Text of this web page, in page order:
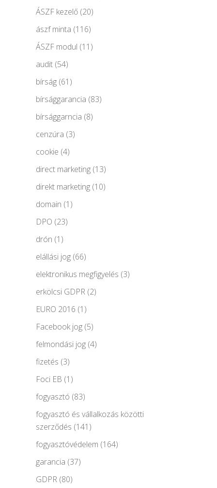
ÁSZF kezelő (20)
ászf minta (116)
ÁSZF modul (11)
audit (54)
bírság (61)
bírsággarancia (83)
bírsággarncia (8)
cenzúra (3)
cookie (4)
direct marketing (13)
direkt marketing (10)
domain (1)
DPO (23)
drón (1)
elállási jog (66)
elektronikus megfigyelés (3)
erkölcsi GDPR (2)
EURO 2016 (1)
Facebook jog (5)
felmondási jog (4)
fizetés (3)
Foci EB (1)
fogyasztó (83)
fogyasztó és vállalkozás közötti
szerződés (141)
fogyasztóvédelem (164)
garancia (37)
GDPR (80)